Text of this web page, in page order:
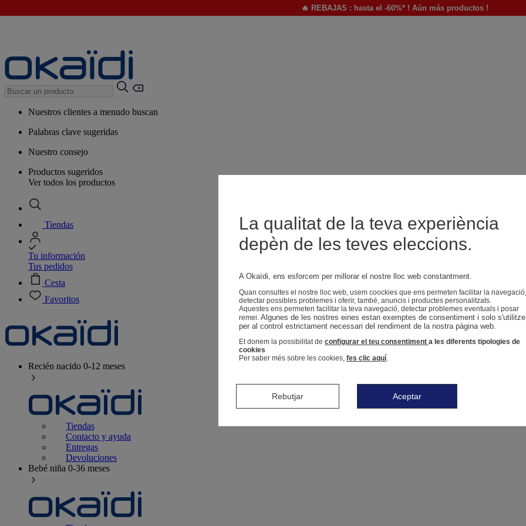
🔥 REBAJAS : hasta el -60%* ! Aún más productos !
Nuestros clientes a menudo buscan
Palabras clave sugeridas
Nuestro consejo
Productos sugeridos
Ver todos los productos
Tiendas
Tu información
Tus pedidos
Cesta
Favoritos
Recién nacido 0-12 meses
Tiendas
Contacto y ayuda
Entregas
Devoluciones
Bebé niña 0-36 meses
La qualitat de la teva experiència
depèn de les teves eleccions.
A Okaïdi, ens esforcem per millorar el nostre lloc web constantment.
Quan consultes el nostre lloc web, usem coockies que ens permeten facilitar la navegació,
detectar possibles problemes i oferir, també, anuncis i productes personalitzats.
Aquestes ens permeten facilitar la teva navegació, detectar problemes eventuals i posar
remei. Algunes de les nostres eines estan exemptes de consentiment i solo
per al control estrictament necessari del rendiment de la nostra pàgina web.
Et donem la possibilitat de configurar el teu consentiment a les diferents tipologies de
cookies
Per saber més sobre les cookies, fes clic aquí.
Rebutjar Aceptar